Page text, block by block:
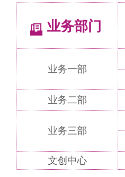
业务部门
业务一部
业务二部
业务三部
文创中心